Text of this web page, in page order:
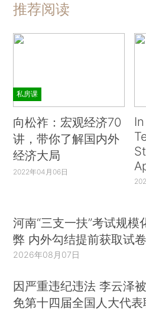
推荐阅读
私房课
向松祚：宏观经济70
讲，带你了解国内外
经济大局
2022年04月06日
河南“三支一扶”考试规模
弊 内外勾结提前获取试卷
2026年08月07日
因严重违纪违法 李云泽
免第十四届全国人大代表